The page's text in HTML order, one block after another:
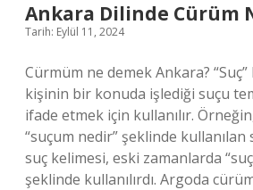
Ankara Dilinde Cürüm
Tarih: Eylül 11, 2024
Cürmüm ne demek Ankara?
kişinin bir konuda işlediği suçu
ifade etmek için kullanılır.
“suçum nedir” şeklinde
suç kelimesi, eski zamanlarda
şeklinde kullanılırdı. Argoda